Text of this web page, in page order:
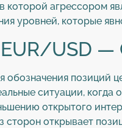
которой агрессором
уровней, которые
EUR/USD
обозначения позиций
ситуации,
открытого
сторон открывает